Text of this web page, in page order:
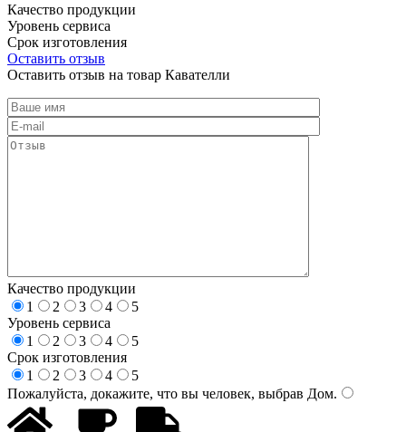
Качество продукции
Уровень сервиса
Срок изготовления
Оставить отзыв
Оставить отзыв на товар Кавателли
Качество продукции
1
2 3 4
5
Уровень сервиса
1
2 3 4
5
Срок изготовления
1
2 3 4
5
Пожалуйста, докажите, что вы человек, выбрав Дом.